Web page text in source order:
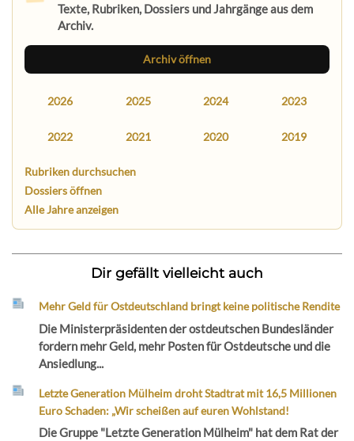
Texte, Rubriken, Dossiers und Jahrgänge aus dem
Archiv.
Archiv öffnen
2026 2025 2024 2023
2022 2021 2020 2019
Rubriken durchsuchen
Dossiers öffnen
Alle Jahre anzeigen
Dir gefällt vielleicht auch
Mehr Geld für Ostdeutschland bringt keine politische Rendite
Die Ministerpräsidenten der ostdeutschen Bundesländer
fordern mehr Geld, mehr Posten für Ostdeutsche und die
Ansiedlung...
Letzte Generation Mülheim droht Stadtrat mit 16,5 Millionen
Euro Schaden: „Wir scheißen auf euren Wohlstand!
Die Gruppe "Letzte Generation Mülheim" hat dem Rat der